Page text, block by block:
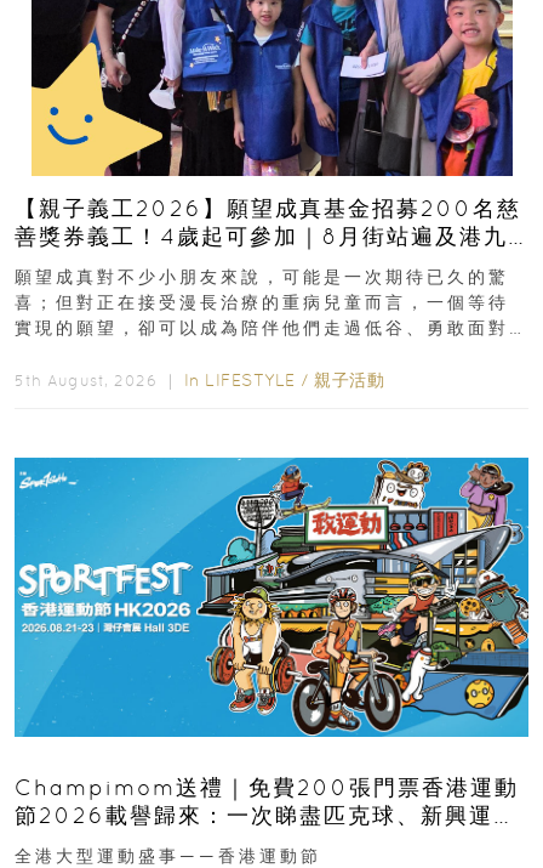
【親子義工2026】願望成真基金招募200名慈
善獎券義工！4歲起可參加｜8月街站遍及港九
新界
願望成真對不少小朋友來說，可能是一次期待已久的驚
喜；但對正在接受漫長治療的重病兒童而言，一個等待
實現的願望，卻可以成為陪伴他們走過低谷、勇敢面對
5th August, 2026 ｜ In LIFESTYLE / 親子活動
Champimom送禮｜免費200張門票香港運動
節2026載譽歸來：一次睇盡匹克球、新興運
動、街舞比賽＋逾百運動品牌展覽
全港大型運動盛事——香港運動節